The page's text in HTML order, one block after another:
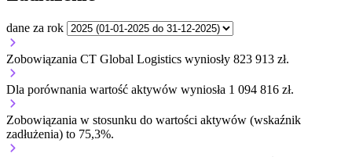
dane za rok
Zobowiązania CT Global Logistics wyniosły 823 913 zł.
Dla porównania wartość aktywów wyniosła 1 094 816 zł.
Zobowiązania w stosunku do wartości aktywów (wskaźnik
zadłużenia) to 75,3%.